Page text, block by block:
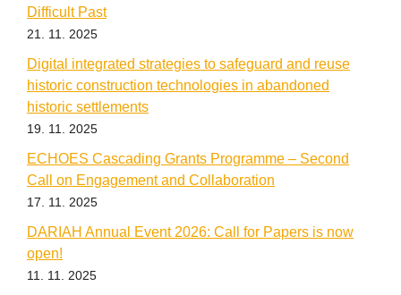
Difficult Past
21. 11. 2025
Digital integrated strategies to safeguard and reuse
historic construction technologies in abandoned
historic settlements
19. 11. 2025
ECHOES Cascading Grants Programme – Second
Call on Engagement and Collaboration
17. 11. 2025
DARIAH Annual Event 2026: Call for Papers is now
open!
11. 11. 2025